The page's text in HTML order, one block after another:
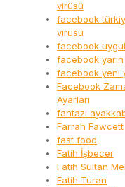
virüsü
facebook
virüsü
facebook
facebook
facebook yeni
Facebook
Ayarları
fantazi
Farrah Fawcett
fast food
Fatih İşbecer
Fatih Sultan
Fatih Turan